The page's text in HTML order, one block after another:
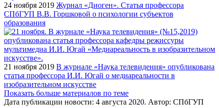
24 ноября 2019 Журнал «Диоген». Статья профессора
СПбГУП В.В. Горшковой о психологии субъектов
образования
21 ноября 2019 В журнале «Наука телевидения» опубликована
статья профессора И.И. Югай о медиареальности в
изобразительном искусстве
Показать больше материалов по теме
Дата публикации новости: 4 августа 2020. Автор: СПбГУП